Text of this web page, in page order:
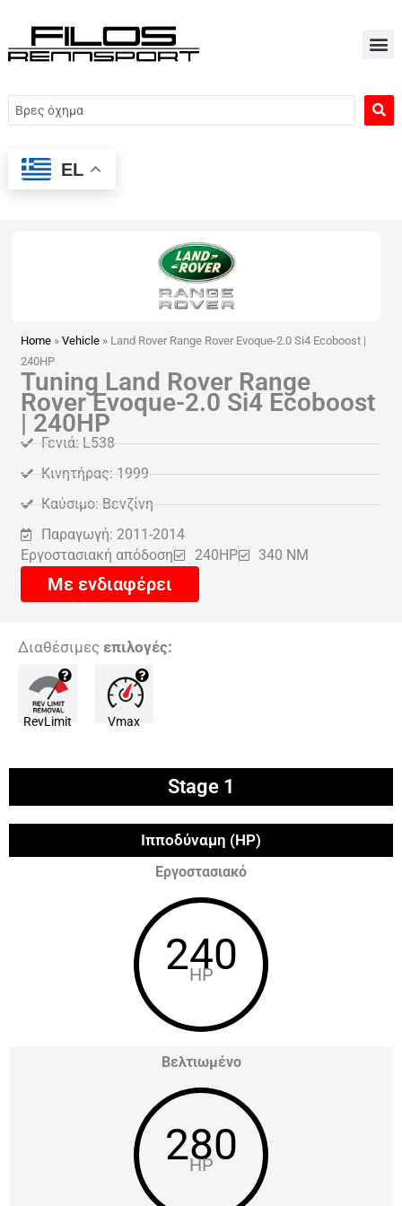
περιεχόμενο
Search
...
EL
Home »Vehicle » Land Rover Range Rover Evoque-2.0 Si4 Ecoboost |
240HP
Tuning Land Rover Range
Rover Evoque-2.0 Si4 Ecoboost
| 240HP
Γενιά: L538
Κινητήρας: 1999
Καύσιμο: Βενζίνη
Παραγωγή: 2011-2014
Εργοστασιακή απόδοση
240HP 340 NM
Με ενδιαφέρει
Διαθέσιμες επιλογές:
RevLimit Vmax
Stage 1
Ιπποδύναμη (HP)
Εργοστασιακό
240
HP
Βελτιωμένο
280
HP